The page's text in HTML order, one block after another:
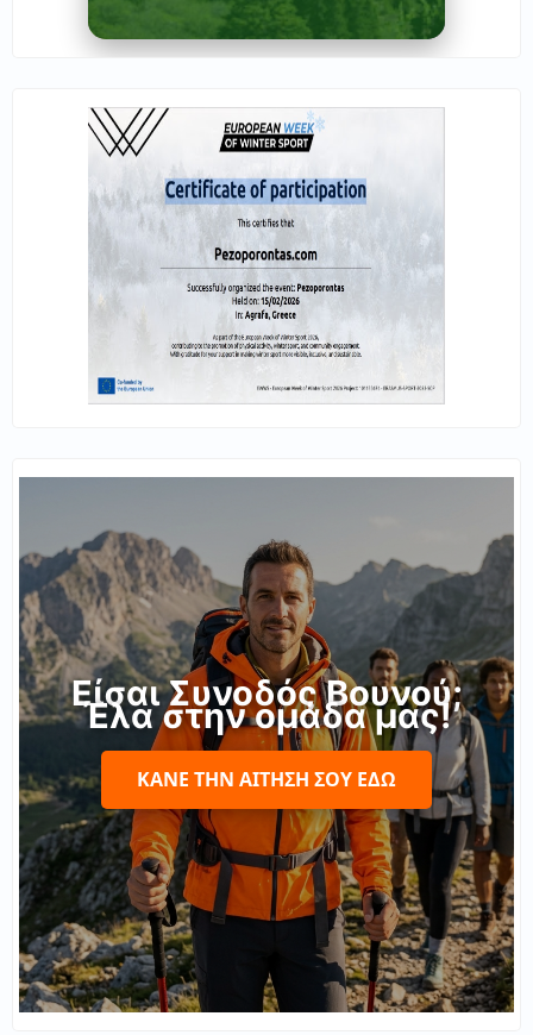
Είσαι Συνοδός Βουνού;
Έλα στην ομάδα μας!
ΚΆΝΕ ΤΗΝ ΑΊΤΗΣΉ ΣΟΥ ΕΔΏ